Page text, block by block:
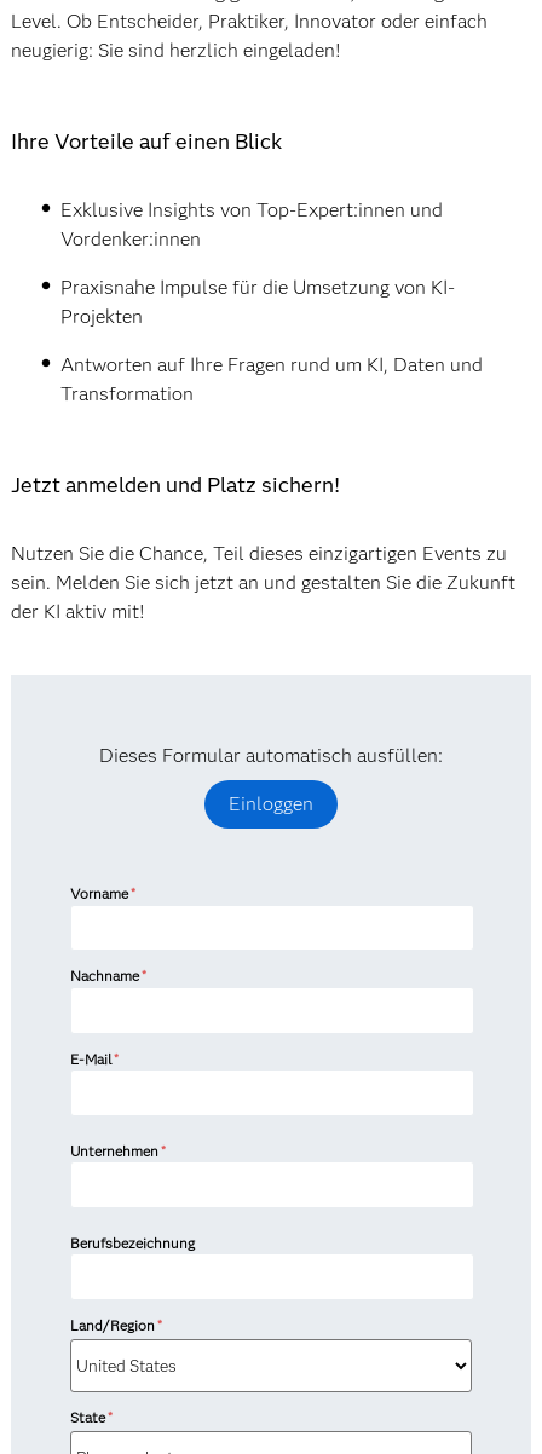
Level. Ob Entscheider, Praktiker, Innovator oder einfach
neugierig: Sie sind herzlich eingeladen!
Ihre Vorteile auf einen Blick
Exklusive Insights von Top-Expert:innen und
Vordenker:innen
Praxisnahe Impulse für die Umsetzung von KI-
Projekten
Antworten auf Ihre Fragen rund um KI, Daten und
Transformation
Jetzt anmelden und Platz sichern!
Nutzen Sie die Chance, Teil dieses einzigartigen Events zu
sein. Melden Sie sich jetzt an und gestalten Sie die Zukunft
der KI aktiv mit!
Dieses Formular automatisch ausfüllen:
Einloggen
Vorname*
Nachname*
E-Mail*
Unternehmen*
Berufsbezeichnung
Land/Region*
State*